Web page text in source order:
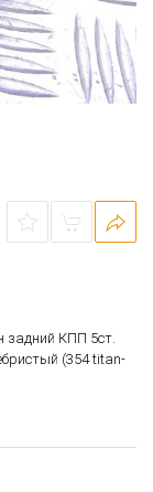
задний КПП 5ст.
(354 titan-